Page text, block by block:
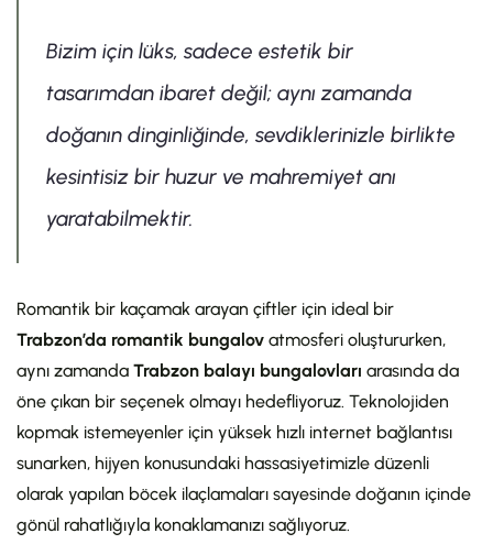
Bizim için lüks, sadece estetik bir
tasarımdan ibaret değil; aynı zamanda
doğanın dinginliğinde, sevdiklerinizle birlikte
kesintisiz bir huzur ve mahremiyet anı
yaratabilmektir.
Romantik bir kaçamak arayan çiftler için ideal bir
Trabzon’da romantik bungalov atmosferi oluştururken,
aynı zamanda Trabzon balayı bungalovları arasında da
öne çıkan bir seçenek olmayı hedefliyoruz. Teknolojiden
kopmak istemeyenler için yüksek hızlı internet bağlantısı
sunarken, hijyen konusundaki hassasiyetimizle düzenli
olarak yapılan böcek ilaçlamaları sayesinde doğanın içinde
gönül rahatlığıyla konaklamanızı sağlıyoruz.